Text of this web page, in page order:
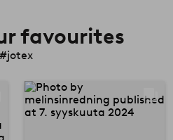
favourites
#jotex